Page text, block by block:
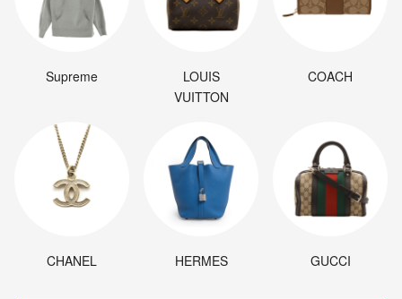
Supreme
LOUIS
VUITTON
COACH
CHANEL HERMES GUCCI